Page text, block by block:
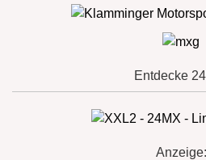
Entdecke
Anzeige: